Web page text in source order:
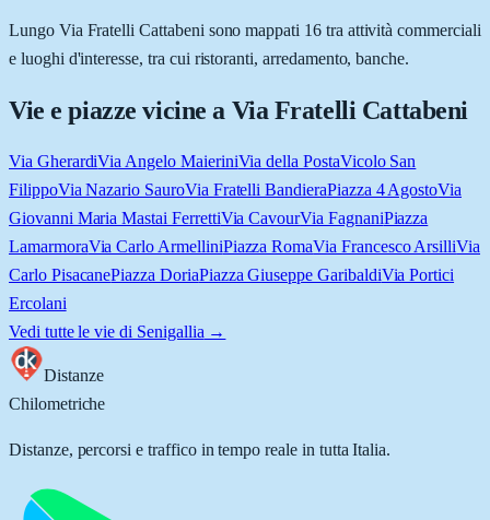
Lungo Via Fratelli Cattabeni sono mappati 16 tra attività commerciali
e luoghi d'interesse, tra cui ristoranti, arredamento, banche.
Vie e piazze vicine a Via Fratelli Cattabeni
Via GherardiVia Angelo MaieriniVia della PostaVicolo San
FilippoVia Nazario SauroVia Fratelli BandieraPiazza 4 AgostoVia
Giovanni Maria Mastai FerrettiVia CavourVia FagnaniPiazza
LamarmoraVia Carlo ArmelliniPiazza RomaVia Francesco ArsilliVia
Carlo PisacanePiazza DoriaPiazza Giuseppe GaribaldiVia Portici
Ercolani
Vedi tutte le vie di Senigallia →
Distanze
Chilometriche
Distanze, percorsi e traffico in tempo reale in tutta Italia.